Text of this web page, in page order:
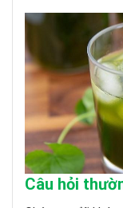
Câu hỏi